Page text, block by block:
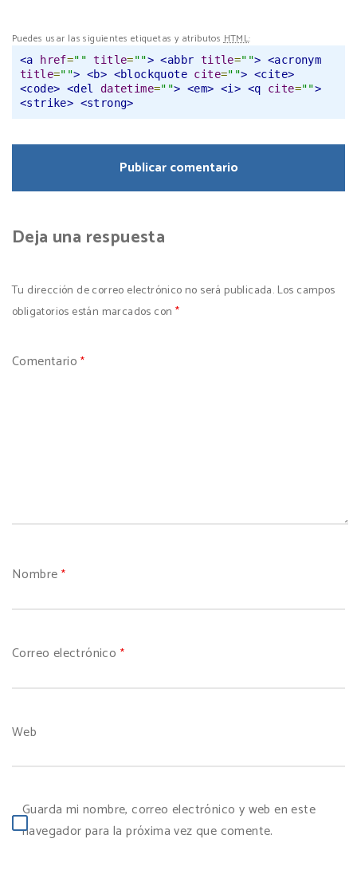
Puedes usar las siguientes etiquetas y atributosHTML:
<a href="" title=""> <abbr title=""> <acronym
title=""> <b> <blockquote cite=""> <cite>
<code> <del datetime=""> <em> <i> <q cite="">
<strike> <strong>
Deja una respuesta
Tu dirección de correo electrónico no será publicada. Los campos
obligatorios están marcados con *
Comentario*
Nombre *
Correo electrónico *
Web
Guarda mi nombre, correo electrónico y web en este
navegador para la próxima vez que comente.